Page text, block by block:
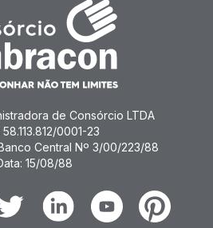
de Consórcio LTDA
58.113.812/0001-23
Central Nº 3/00/223/88
15/08/88
LinkedinYoutubePinterest